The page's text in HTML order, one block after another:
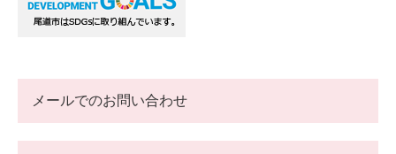
メールでのお問い合わせ